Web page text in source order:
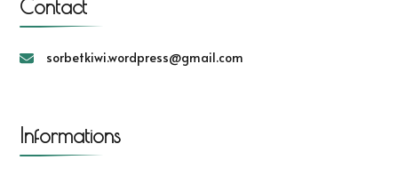
Contact
sorbetkiwi.wordpress@gmail.com
Informations